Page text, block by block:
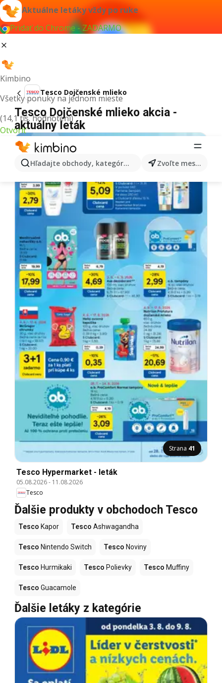
Aktuálne letáky vždy po ruke
Pridať do Chrome - ZADARMO
Kimbino
Všetky ponuky na jednom mieste
(14,1 tis. hodnotení)
Otvoriť
Hľadajte obchody, kategórie, produkty... Zvoľte mesto
Tesco Dojčenské mlieko
Tesco Dojčenské mlieko akcia -
aktuálny leták
Strana 41
Tesco Hypermarket - leták
05.08.2026- 11.08.2026
Tesco
Ďalšie produkty v obchodoch Tesco
Tesco Kapor Tesco Ashwagandha
Tesco Nintendo Switch Tesco Noviny
Tesco Hurmikaki Tesco Polievky Tesco Muffiny
Tesco Guacamole
Ďalšie letáky z kategórie